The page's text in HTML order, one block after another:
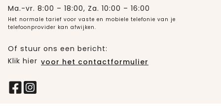
Ma.-vr. 8:00 – 18:00, Za. 10:00 – 16:00
Het normale tarief voor vaste en mobiele telefonie van je
telefoonprovider kan afwijken.
Of stuur ons een bericht:
Klik hier voor het contactformulier